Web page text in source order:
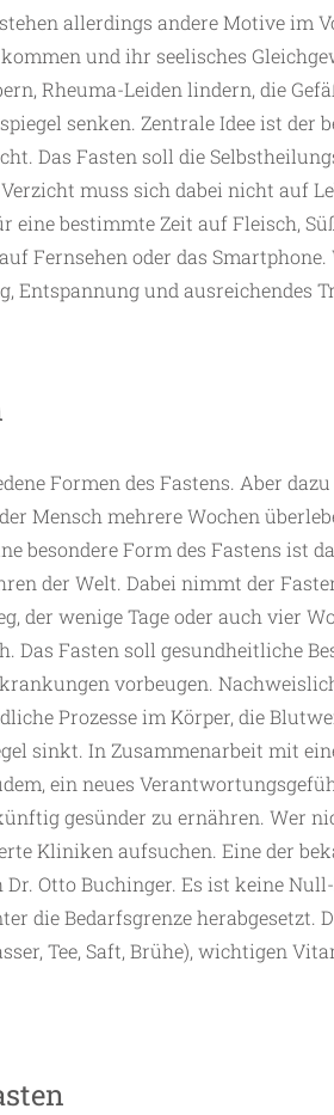
allerdings andere Motive im
und ihr seelisches
Rheuma-Leiden lindern, die
senken. Zentrale Idee ist der
Das Fasten soll die
muss sich dabei nicht auf
eine bestimmte Zeit auf Fleisch,
Fernsehen oder das
Entspannung und ausreichendes
Formen des Fastens. Aber
Mensch mehrere Wochen
besondere Form des Fastens ist
der Welt. Dabei nimmt der
der wenige Tage oder auch vier
Das Fasten soll gesundheitliche
vorbeugen.
Prozesse im Körper, die
sinkt. In Zusammenarbeit mit
ein neues
gesünder zu ernähren. Wer
Kliniken aufsuchen. Eine der
Dr. Otto Buchinger. Es ist keine
die Bedarfsgrenze
Tee, Saft, Brühe), wichtigen